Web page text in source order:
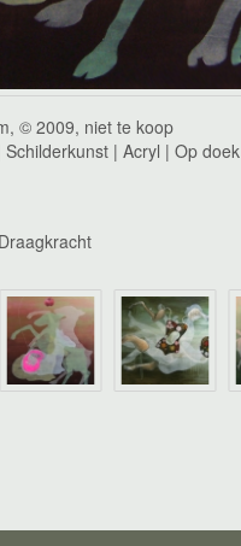
© 2009, niet te koop
| Acryl | Op doek
Draagkracht